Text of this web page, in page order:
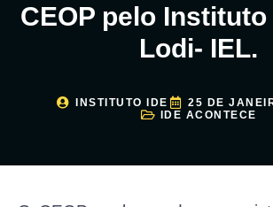
CEOP pelo
Lodi- IEL.
INSTITUTO IDE
25 DE
IDE ACONTECE